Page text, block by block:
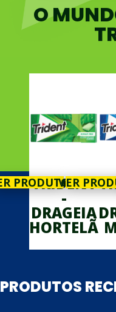
O
TRIDENT
-
DRAGEIA
HORTELÃ
PRODUTOVER
PRODUTOS